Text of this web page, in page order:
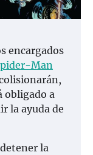
encargados
Man
obligado a
la ayuda de
la